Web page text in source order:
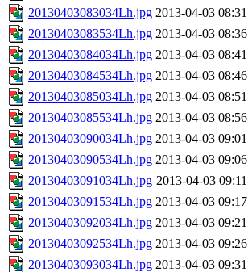
20130403083034Lh.jpg 2013-04-03 08:31
20130403083534Lh.jpg 2013-04-03 08:36
20130403084034Lh.jpg 2013-04-03 08:41
20130403084534Lh.jpg 2013-04-03 08:46
20130403085034Lh.jpg 2013-04-03 08:51
20130403085534Lh.jpg 2013-04-03 08:56
20130403090034Lh.jpg 2013-04-03 09:01
20130403090534Lh.jpg 2013-04-03 09:06
20130403091034Lh.jpg 2013-04-03 09:11
20130403091534Lh.jpg 2013-04-03 09:17
20130403092034Lh.jpg 2013-04-03 09:21
20130403092534Lh.jpg 2013-04-03 09:26
20130403093034Lh.jpg 2013-04-03 09:31